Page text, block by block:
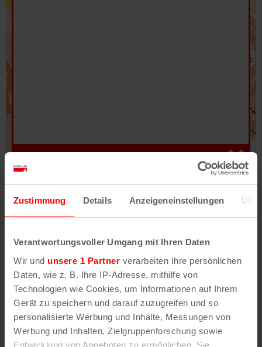
Zustimmung Details Anzeigeneinstellungen
Verantwortungsvoller Umgang mit Ihren Daten
Wir und unsere 1 Partner verarbeiten Ihre persönlichen
Daten, wie z. B. Ihre IP-Adresse, mithilfe von
Technologien wie Cookies, um Informationen auf Ihrem
Gerät zu speichern und darauf zuzugreifen und so
personalisierte Werbung und Inhalte, Messungen von
Werbung und Inhalten, Zielgruppenforschung sowie
Entwicklung von Angeboten zu ermöglichen. Sie
Fehler/Problem melden
Darstellung des RVR-Kartenwerks
Stadtplanwerk
erhältst Du unsere koeln.de-Karte mit vielen
weiteren Details wie z.B. Hausnummern.
Unser Stadtplan basiert auf Daten des
OpenStreetMap
-Projekts (
© OpenStreetMap
Mitwirkende
) und von OpenCycleMap.org